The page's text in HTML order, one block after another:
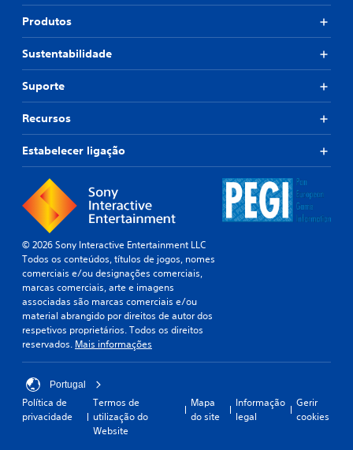
Produtos
Sustentabilidade
Suporte
Recursos
Estabelecer ligação
© 2026 Sony Interactive Entertainment LLC
Todos os conteúdos, títulos de jogos, nomes
comerciais e/ou designações comerciais,
marcas comerciais, arte e imagens
associadas são marcas comerciais e/ou
material abrangido por direitos de autor dos
respetivos proprietários. Todos os direitos
reservados. Mais informações
Portugal
Política de
privacidade
Termos de
utilização do
Website
Mapa
do site
Informação
legal
Gerir
cookies